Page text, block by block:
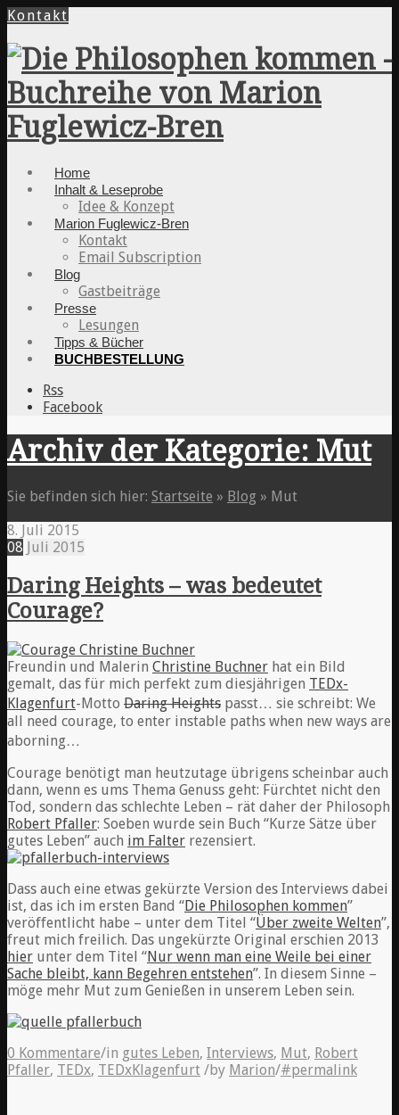
Kontakt
Home
Inhalt & Leseprobe
Idee & Konzept
Marion Fuglewicz-Bren
Kontakt
Email Subscription
Blog
Gastbeiträge
Presse
Lesungen
Tipps & Bücher
BUCHBESTELLUNG
Rss
Facebook
Archiv der Kategorie: Mut
Sie befinden sich hier: Startseite » Blog » Mut
8. Juli 2015
08 Juli 2015
Daring Heights – was bedeutet
Courage?
Freundin und Malerin Christine Buchner hat ein Bild
gemalt, das für mich perfekt zum diesjährigen TEDx-
Klagenfurt-Motto Daring Heights passt… sie schreibt: We
all need courage, to enter instable paths when new ways are
aborning…
Courage benötigt man heutzutage übrigens scheinbar auch
dann, wenn es ums Thema Genuss geht: Fürchtet nicht den
Tod, sondern das schlechte Leben – rät daher der Philosoph
Robert Pfaller: Soeben wurde sein Buch “Kurze Sätze über
gutes Leben” auch im Falter rezensiert.
Dass auch eine etwas gekürzte Version des Interviews dabei
ist, das ich im ersten Band “Die Philosophen kommen”
veröffentlicht habe – unter dem Titel “Über zweite Welten”,
freut mich freilich. Das ungekürzte Original erschien 2013
hier unter dem Titel “Nur wenn man eine Weile bei einer
Sache bleibt, kann Begehren entstehen”. In diesem Sinne –
möge mehr Mut zum Genießen in unserem Leben sein.
0 Kommentare/in gutes Leben, Interviews, Mut, Robert
Pfaller, TEDx, TEDxKlagenfurt /by Marion/#permalink